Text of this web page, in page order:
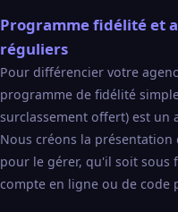
Programme fidélité et
réguliers
Pour différencier votre
programme de fidélité
surclassement offert) est un
Nous créons la
pour le gérer, qu'il soit sous
compte en ligne ou de code